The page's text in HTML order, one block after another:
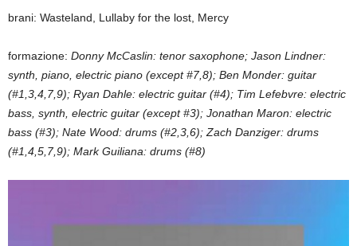
brani: Wasteland, Lullaby for the lost, Mercy
formazione: Donny McCaslin: tenor saxophone; Jason Lindner:
synth, piano, electric piano (except #7,8); Ben Monder: guitar
(#1,3,4,7,9); Ryan Dahle: electric guitar (#4); Tim Lefebvre: electric
bass, synth, electric guitar (except #3); Jonathan Maron: electric
bass (#3); Nate Wood: drums (#2,3,6); Zach Danziger: drums
(#1,4,5,7,9); Mark Guiliana: drums (#8)